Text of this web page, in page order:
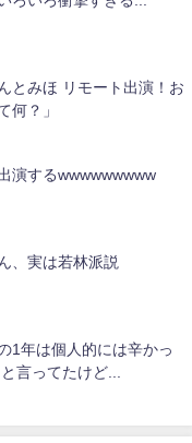
とみほ リモート出演！お
何？」
演するwwwwwwwww
、実は若林派説
1年は個人的には辛かっ
言ってたけど...